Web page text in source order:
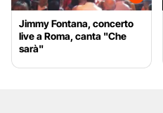
Jimmy Fontana, concerto
live a Roma, canta "Che
sarà"